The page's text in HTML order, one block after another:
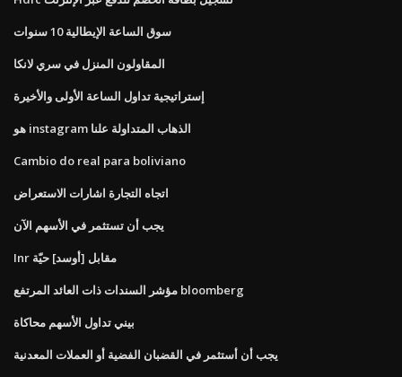
سوق الساعة الإيطالية 10 سنوات
المقاولون المنزل في سري لانكا
إستراتيجية تداول الساعة الأولى والأخيرة
هو instagram الذهاب المتداولة علنا
Cambio do real para boliviano
اتجاه التجارة اشارات الاستعراض
يجب أن تستثمر في الأسهم الآن
Inr مقابل [أوسد] حيّة
مؤشر السندات ذات العائد المرتفع bloomberg
بيني تداول الأسهم محاكاة
يجب أن أستثمر في القضبان الفضية أو العملات المعدنية